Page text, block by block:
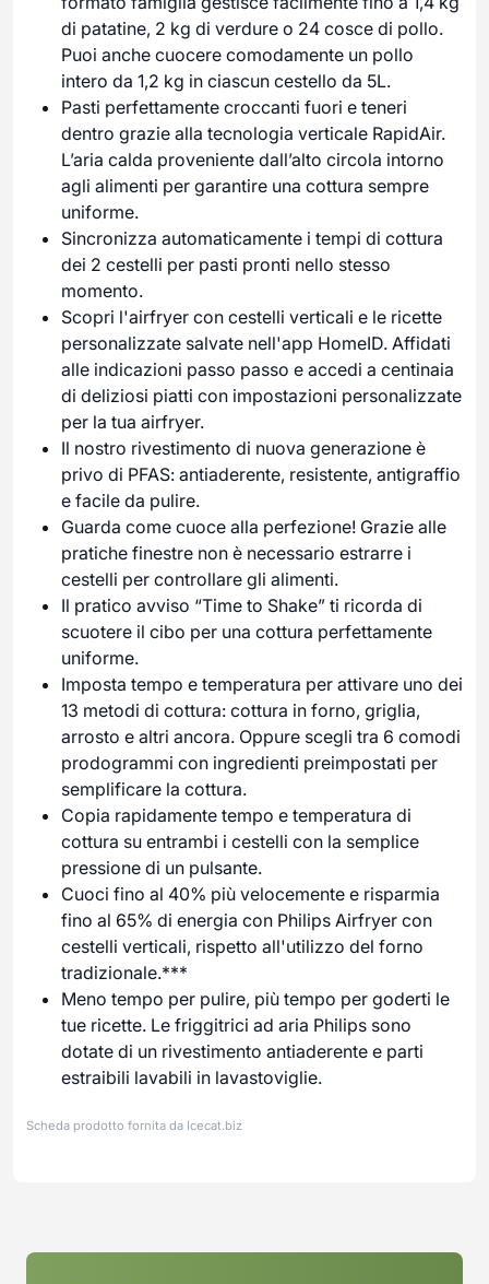
di patatine, 2 kg di verdure o 24 cosce di pollo.
Puoi anche cuocere comodamente un pollo
intero da 1,2 kg in ciascun cestello da 5L.
Pasti perfettamente croccanti fuori e teneri
dentro grazie alla tecnologia verticale RapidAir.
L’aria calda proveniente dall’alto circola intorno
agli alimenti per garantire una cottura sempre
uniforme.
Sincronizza automaticamente i tempi di cottura
dei 2 cestelli per pasti pronti nello stesso
momento.
Scopri l'airfryer con cestelli verticali e le ricette
personalizzate salvate nell'app HomeID. Affidati
alle indicazioni passo passo e accedi a centinaia
di deliziosi piatti con impostazioni personalizzate
per la tua airfryer.
Il nostro rivestimento di nuova generazione è
privo di PFAS: antiaderente, resistente, antigraffio
e facile da pulire.
Guarda come cuoce alla perfezione! Grazie alle
pratiche finestre non è necessario estrarre i
cestelli per controllare gli alimenti.
Il pratico avviso “Time to Shake” ti ricorda di
scuotere il cibo per una cottura perfettamente
uniforme.
Imposta tempo e temperatura per attivare uno dei
13 metodi di cottura: cottura in forno, griglia,
arrosto e altri ancora. Oppure scegli tra 6 comodi
prodogrammi con ingredienti preimpostati per
semplificare la cottura.
Copia rapidamente tempo e temperatura di
cottura su entrambi i cestelli con la semplice
pressione di un pulsante.
Cuoci fino al 40% più velocemente e risparmia
fino al 65% di energia con Philips Airfryer con
cestelli verticali, rispetto all'utilizzo del forno
tradizionale.***
Meno tempo per pulire, più tempo per goderti le
tue ricette. Le friggitrici ad aria Philips sono
dotate di un rivestimento antiaderente e parti
estraibili lavabili in lavastoviglie.
Scheda prodotto fornita da Icecat.biz